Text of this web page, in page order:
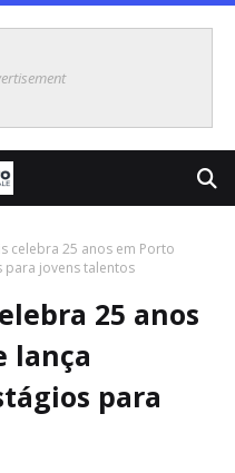
celebra 25 anos em Porto
para jovens talentos
25 anos
lança
para